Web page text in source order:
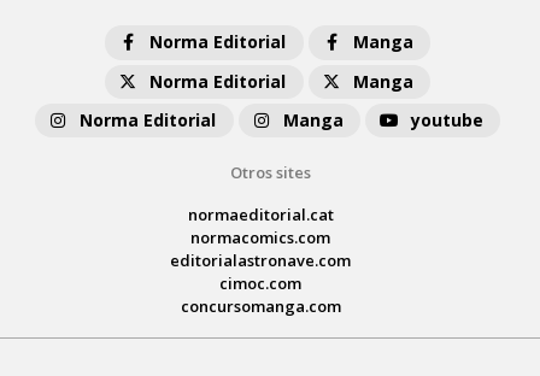
Norma Editorial
Manga
Norma Editorial
Manga
Norma Editorial
Manga youtube
Otros sites
normaeditorial.cat
normacomics.com
editorialastronave.com
cimoc.com
concursomanga.com